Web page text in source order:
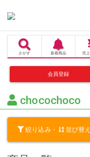
さがす 新着商品 売上
会員登録
chocochoco
絞り込み・ 並び替え